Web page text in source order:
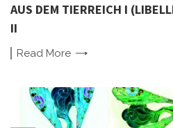
AUS DEM TIERREICH I
II
Read More